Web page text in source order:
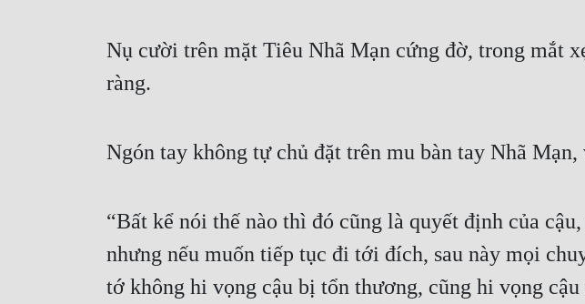
Nụ cười trên mặt Tiêu Nhã Mạn cứng đờ, trong mắt
ràng.
Ngón tay không tự chủ đặt trên mu bàn tay Nhã
“Bất kể nói thế nào thì đó cũng là quyết định của
nhưng nếu muốn tiếp tục đi tới đích, sau này mọi
tớ không hi vọng cậu bị tổn thương, cũng hi vọng